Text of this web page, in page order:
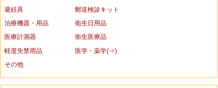
避妊具
郵送検診キット
治療機器・用品
衛生日用品
医療計測器
衛生医療品
軽度失禁用品
医学・薬学(⇒)
その他